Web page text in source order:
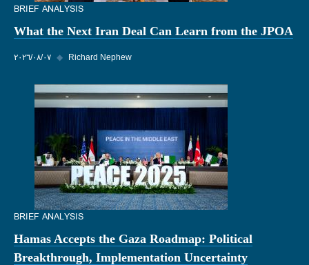
BRIEF ANALYSIS
What the Next Iran Deal Can Learn from the JPOA
٠٧‏/٠٨‏/٢٠٢٦ ◆ Richard Nephew
BRIEF ANALYSIS
Hamas Accepts the Gaza Roadmap: Political
Breakthrough, Implementation Uncertainty